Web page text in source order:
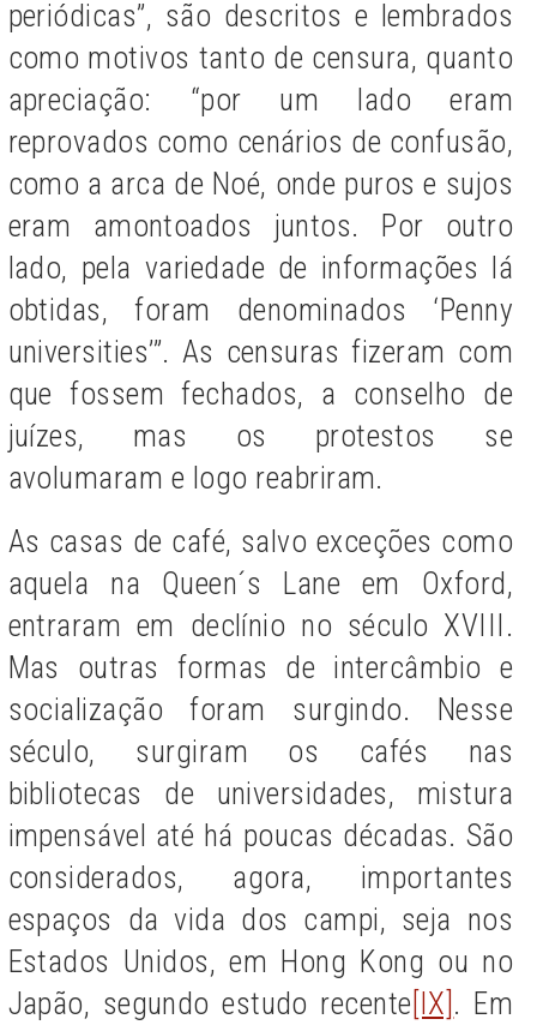
periódicas”, são descritos e lembrados
como motivos tanto de censura, quanto
apreciação: “por um lado eram
reprovados como cenários de confusão,
como a arca de Noé, onde puros e sujos
eram amontoados juntos. Por outro
lado, pela variedade de informações lá
obtidas, foram denominados ‘Penny
universities’”. As censuras fizeram com
que fossem fechados, a conselho de
juízes, mas os protestos se
avolumaram e logo reabriram.
As casas de café, salvo exceções como
aquela na Queen´s Lane em Oxford,
entraram em declínio no século XVIII.
Mas outras formas de intercâmbio e
socialização foram surgindo. Nesse
século, surgiram os cafés nas
bibliotecas de universidades, mistura
impensável até há poucas décadas. São
considerados, agora, importantes
espaços da vida dos campi, seja nos
Estados Unidos, em Hong Kong ou no
Japão, segundo estudo recente[IX]. Em